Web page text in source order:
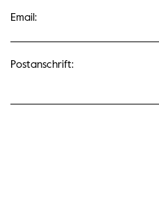
Email:
Postanschrift: